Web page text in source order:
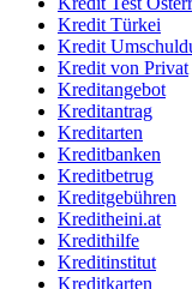
Kredit Türkei
Kredit
Kredit von Privat
Kreditangebot
Kreditantrag
Kreditarten
Kreditbanken
Kreditbetrug
Kreditgebühren
Kreditheini.at
Kredithilfe
Kreditinstitut
Kreditkarten